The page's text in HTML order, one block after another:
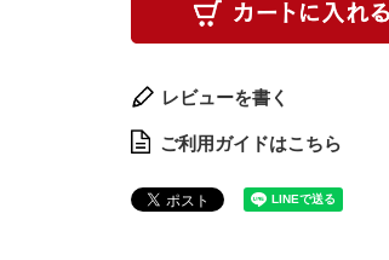
レビューを書く
ご利用ガイドはこちら